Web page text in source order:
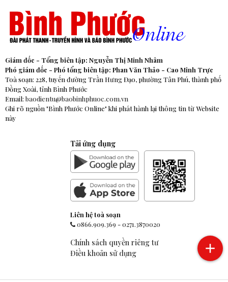
Giám đốc - Tổng biên tập: Nguyễn Thị Minh Nhâm
Phó giám đốc - Phó tổng biên tập: Phan Văn Thảo - Cao Minh Trực
Toà soạn: 228, tuyến đường Trần Hưng Đạo, phường Tân Phú, thành phố
Đồng Xoài, tỉnh Bình Phước
Email: baodientu@baobinhphuoc.com.vn
Ghi rõ nguồn "Bình Phước Online" khi phát hành lại thông tin từ Website
này
Tải ứng dụng
Liên hệ toà soạn
0866.909.369-0271.3870020
Chính sách quyền riêng tư
Điều khoản sử dụng